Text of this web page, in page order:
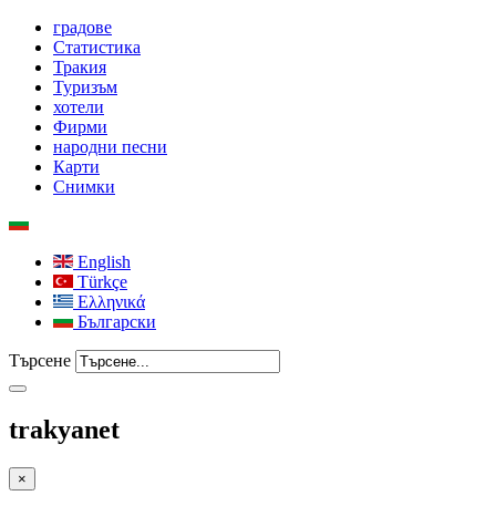
градове
Статистика
Тракия
Туризъм
хотели
Фирми
народни песни
Карти
Снимки
English
Türkçe
Ελληνικά
Български
Търсене
trakyanet
×